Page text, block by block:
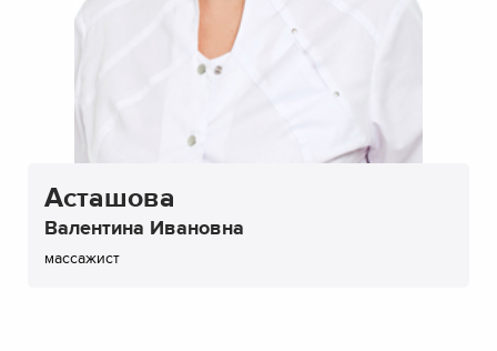
Асташова
Валентина Ивановна
массажист